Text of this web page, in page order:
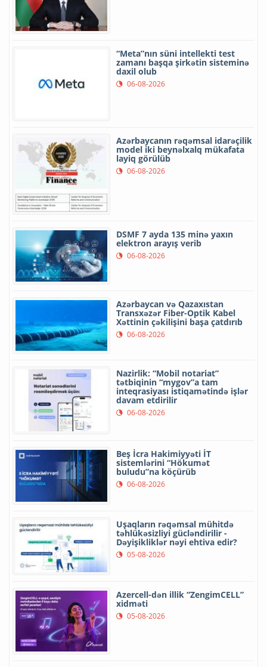
“Meta”nın süni intellekti test
zamanı başqa şirkətin sisteminə
daxil olub
06-08-2026
Azərbaycanın rəqəmsal idarəçilik
model iki beynəlxalq mükafata
layiq görülüb
06-08-2026
DSMF 7 ayda 135 minə yaxın
elektron arayış verib
06-08-2026
Azərbaycan və Qazaxıstan
Transxəzər Fiber-Optik Kabel
Xəttinin çəkilişini başa çatdırıb
06-08-2026
Nazirlik: “Mobil notariat”
tətbiqinin “mygov”a tam
inteqrasiyası istiqamətində işlər
davam etdirilir
06-08-2026
Beş İcra Hakimiyyəti İT
sistemlərini “Hökumət
buludu”na köçürüb
06-08-2026
Uşaqların rəqəmsal mühitdə
təhlükəsizliyi gücləndirilir -
Dəyişikliklər nəyi ehtiva edir?
05-08-2026
Azercell-dən illik “ZengimCELL”
xidməti
05-08-2026